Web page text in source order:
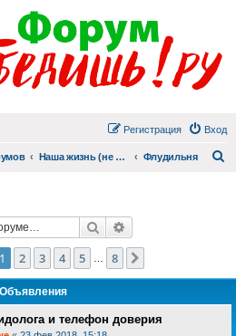
Вход
Регистрация
Наша жизнь (не всё же о суициде!) Флудильня
Поиск
из
1 2 3 4 5 8
Объявления
и телефон доверия